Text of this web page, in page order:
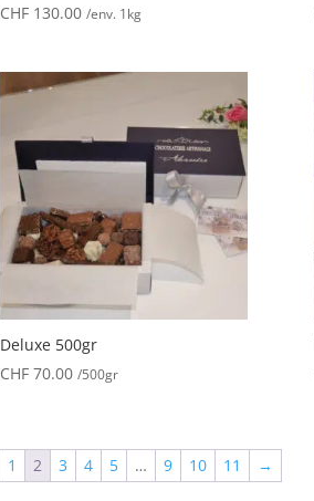
CHF130.00 /env. 1kg
Deluxe 500gr
CHF70.00 /500gr
1 2 3 4 5 … 9 10 11 →